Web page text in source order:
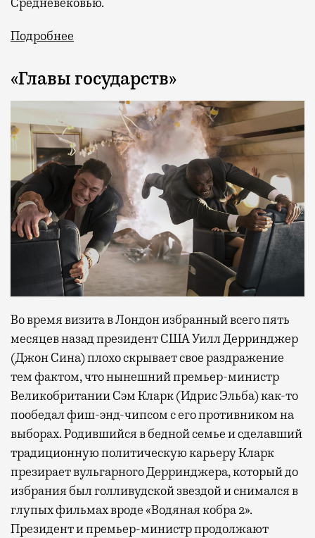
Подробнее
«Главы государств»
Во время визита в Лондон избранный всего пять
месяцев назад президент США Уилл Дерринджер
(Джон Сина) плохо скрывает свое раздражение
тем фактом, что нынешний премьер-министр
Великобритании Сэм Кларк (Идрис Эльба) как-то
пообедал фиш-энд-чипсом с его противником на
выборах. Родившийся в бедной семье и сделавший
традиционную политическую карьеру Кларк
презирает вульгарного Дерринджера, который до
избрания был голливудской звездой и снимался в
глупых фильмах вроде «Водяная кобра 2».
Президент и премьер-министр продолжают